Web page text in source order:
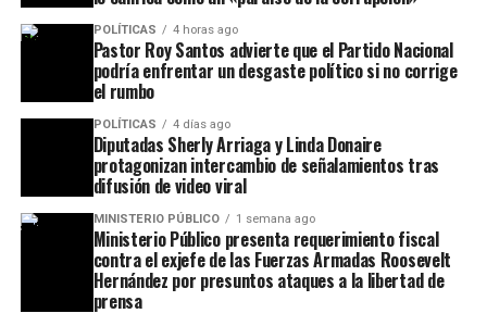
POLÍTICAS 4 horas ago
Pastor Roy Santos advierte que el Partido Nacional
podría enfrentar un desgaste político si no corrige
el rumbo
POLÍTICAS 4 días ago
Diputadas Sherly Arriaga y Linda Donaire
protagonizan intercambio de señalamientos tras
difusión de video viral
MINISTERIO PÚBLICO 1 semana ago
Ministerio Público presenta requerimiento fiscal
contra el exjefe de las Fuerzas Armadas Roosevelt
Hernández por presuntos ataques a la libertad de
prensa